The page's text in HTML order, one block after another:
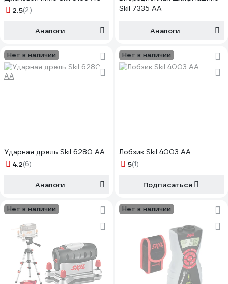
2.5(2)
Аналоги
Skil 7335 AA
Аналоги
Нет в наличии
Ударная дрель Skil 6280 AA
4.2(6)
Аналоги
Нет в наличии
Лобзик Skil 4003 AA
5(1)
Подписаться
Нет в наличии Нет в наличии